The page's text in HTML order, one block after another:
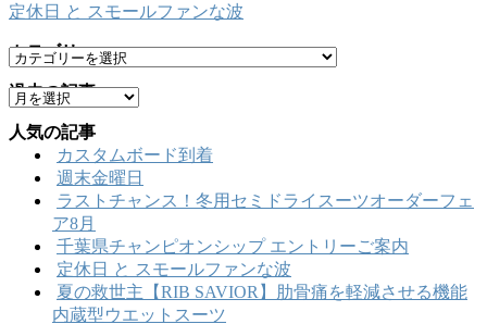
定休日 と スモールファンな波
カテゴリー
カ
テ
ゴ
リ
ー
過去の記事
ア
ー
カ
人気の記事
カスタムボード到着
週末金曜日
ラストチャンス！冬用セミドライスーツオーダーフェ
ア8月
千葉県チャンピオンシップ エントリーご案内
定休日 と スモールファンな波
夏の救世主【RIB SAVIOR】肋骨痛を軽減させる機能
内蔵型ウエットスーツ